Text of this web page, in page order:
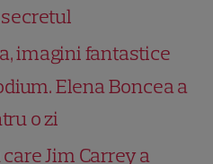
secretul
imagini fantastice
Elena Boncea a
o zi
Jim Carrey a